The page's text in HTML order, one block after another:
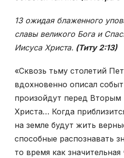
13 ожидая блаженного
славы великого Бога и
Иисуса Христа. (Титу 2:13)
«Сквозь тьму столетий
вдохновенно описал
произойдут перед
Христа… Когда
на земле будут жить
способные распознавать
то время как